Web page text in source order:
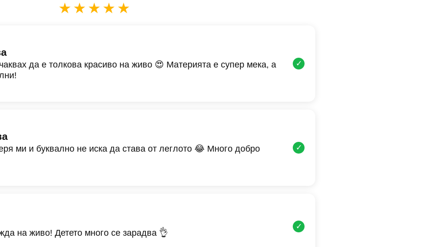
★★★★★
да е толкова красиво на живо 😍 Материята е супер мека, а
✓
ми и буквално не иска да става от леглото 😂 Много добро
✓
на живо! Детето много се зарадва 👌
✓